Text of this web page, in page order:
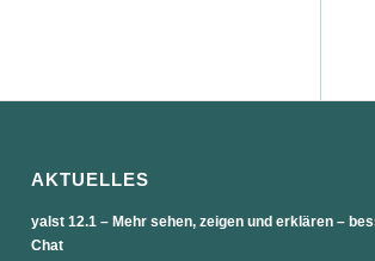
AKTUELLES
yalst 12.1 – Mehr sehen, zeigen und erklären –
Chat